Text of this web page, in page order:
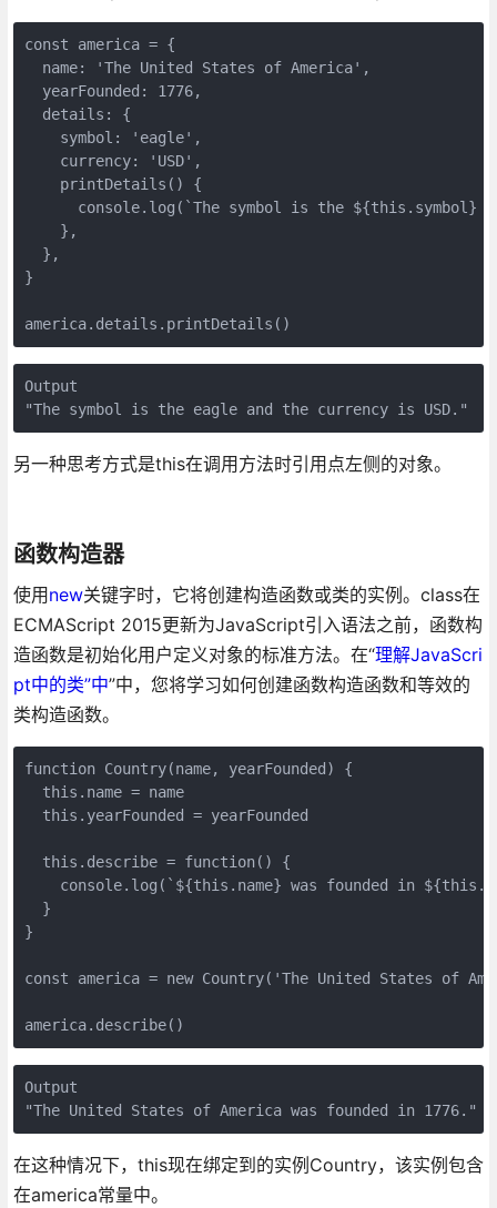
const america = {
  name: 'The United States of America',
  yearFounded: 1776,
  details: {
    symbol: 'eagle',
    currency: 'USD',
    printDetails() {
console.log(`The symbol is the ${this.symbol}
    },
  },
}
america.details.printDetails()
Output
"The symbol is the eagle and the currency is USD."
另一种思考方式是this在调用方法时引用点左侧的对象。
函数构造器
使用new关键字时，它将创建构造函数或类的实例。class在
ECMAScript 2015更新为JavaScript引入语法之前，函数构
造函数是初始化用户定义对象的标准方法。在“理解JavaScri
pt中的类”中”中，您将学习如何创建函数构造函数和等效的
类构造函数。
function Country(name, yearFounded) {
  this.name = name
  this.yearFounded = yearFounded
  this.describe = function() {
console.log(`${this.name} was founded in
  }
}
const america = new Country('The United States of
america.describe()
Output
"The United States of America was founded in 1776."
在这种情况下，this现在绑定到的实例Country，该实例包含
在america常量中。